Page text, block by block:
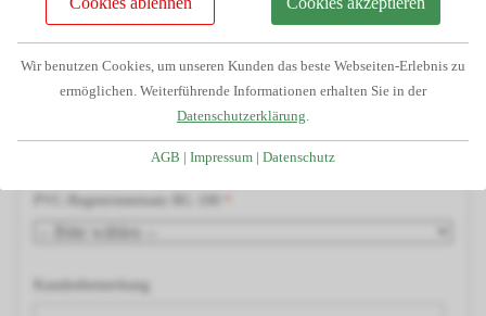
Statiken und Skizzen bei Bedarf verfügbar
Dacheindeckung
PVC-Regenrinnensatz RG 100
Kundenbemerkung
Wir benutzen Cookies, um unseren Kunden das beste Webseiten-Erlebnis zu
ermöglichen. Weiterführende Informationen erhalten Sie in der
Datenschutzerklärung.
AGB Impressum Datenschutz